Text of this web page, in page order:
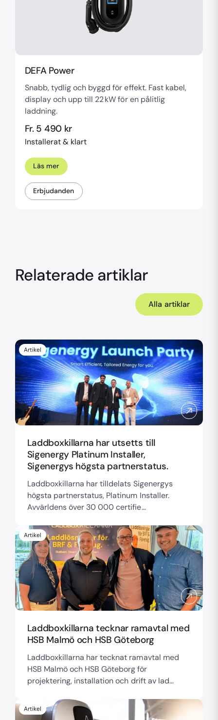
DEFA Power
Snabb, tydlig och byggd för effekt. Fast kabel,
display och upp till 22 kW för en pålitlig
laddning.
Fr. 5 490 kr
Installerat & klart
Läs mer
Erbjudanden
Relaterade artiklar
Alla artiklar
Artikel
Laddboxkillarna har utsetts till
Sigenergy Platinum Installer,
Sigenergys högsta partnerstatus.
Laddboxkillarna har tilldelats Sigenergys
högsta partnerstatus, Platinum Installer.
Avvärldens över 30 000 certifie...
Artikel
Laddboxkillarna tecknar ramavtal med
HSB Malmö och HSB Göteborg
Laddboxkillarna har tecknat ramavtal med
HSB Malmö och HSB Göteborg för
projektering, installation och drift av lad...
Artikel